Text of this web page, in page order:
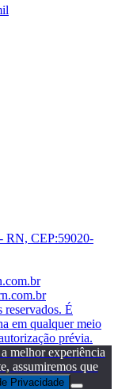
RN, CEP:59020-
É
em qualquer meio
prévia.
melhor experiência
assumiremos que
Privacidade